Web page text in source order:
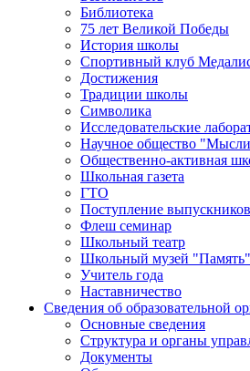
Библиотека
75 лет Великой Победы
История школы
Спортивный клуб
Достижения
Традиции школы
Символика
Исследовательские
Научное общество
Общественно-активная
Школьная газета
ГТО
Поступление выпускников
Флеш семинар
Школьный театр
Школьный музей "Память"
Учитель года
Наставничество
Сведения об образовательной
Основные сведения
Структура и органы
Документы